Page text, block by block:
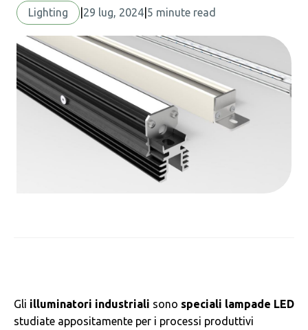
Lighting 29 lug, 2024 5 minute read
Gli illuminatori industriali sono speciali lampade LED
studiate appositamente per i processi produttivi